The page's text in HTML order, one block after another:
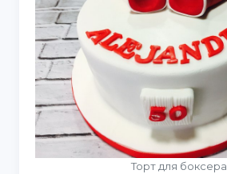
Торт для боксера